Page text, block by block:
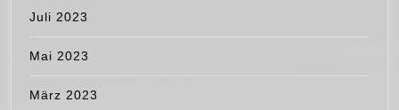
Juli 2023
Mai 2023
März 2023